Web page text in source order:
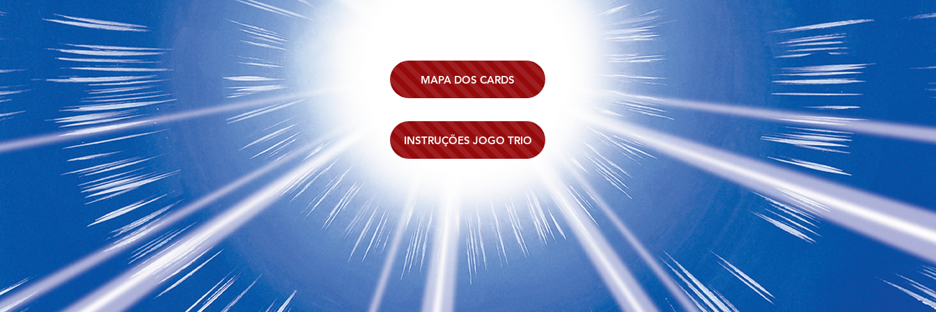
MAPA DOS CARDS
INSTRUÇÕES JOGO TRIO